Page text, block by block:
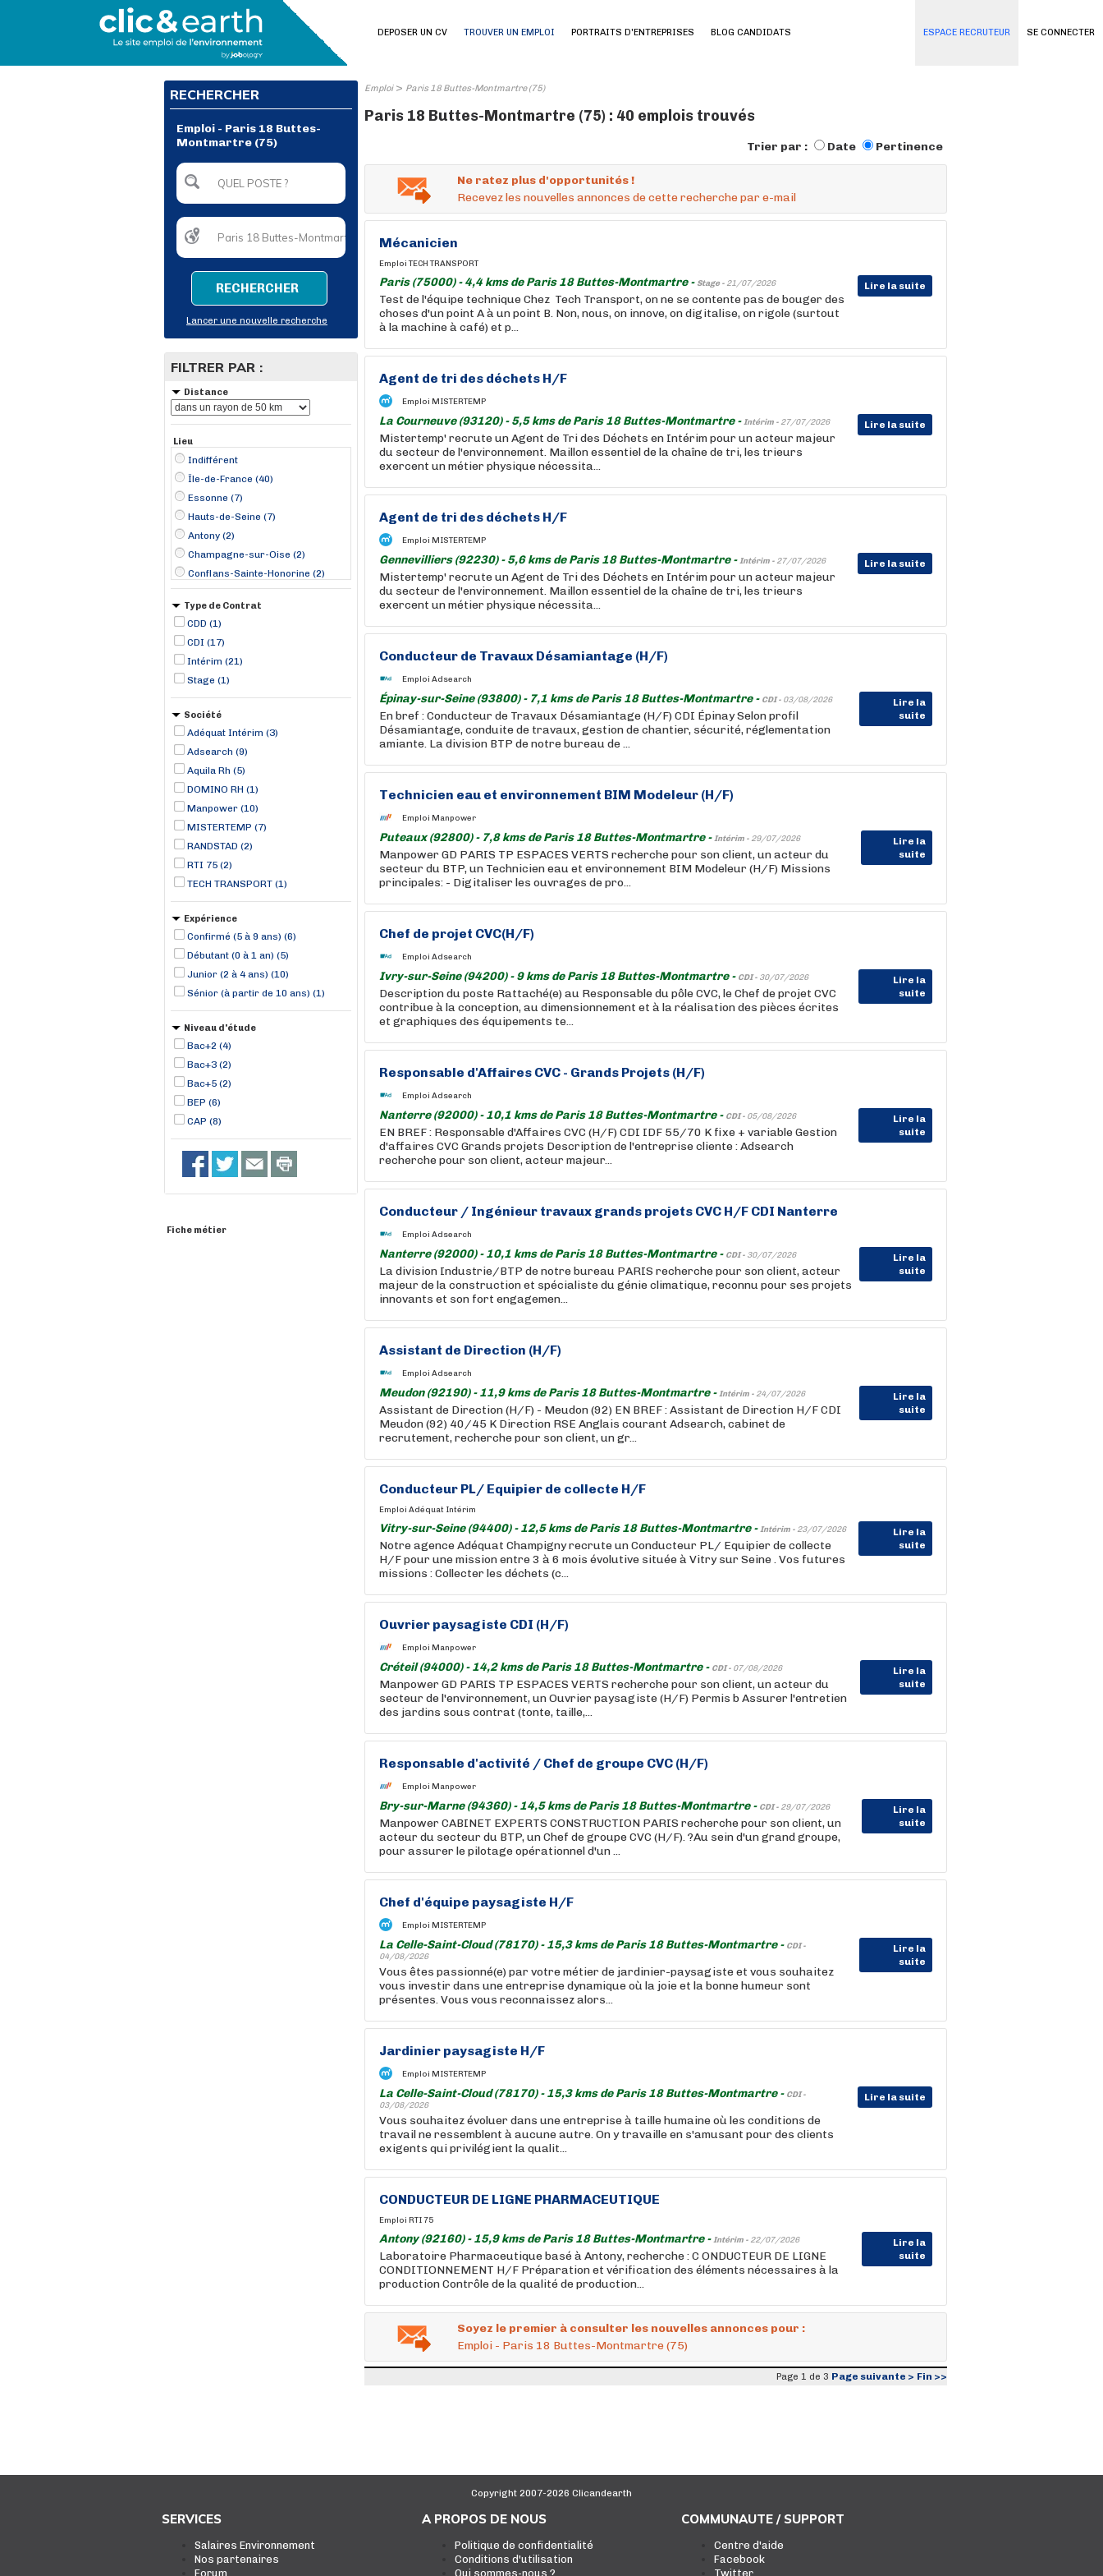
SE CONNECTER
DEPOSER UN CV TROUVER UN EMPLOI PORTRAITS D'ENTREPRISES BLOG CANDIDATS ESPACE RECRUTEUR
RECHERCHER
Emploi - Paris 18 Buttes-
Montmartre (75)
RECHERCHER
Lancer une nouvelle recherche
FILTRER PAR :
Distance
Lieu
Indifférent
Île-de-France (40)
Essonne (7)
Hauts-de-Seine (7)
Antony (2)
Champagne-sur-Oise (2)
Conflans-Sainte-Honorine (2)
La Celle-Saint-Cloud (2)
Nanterre (2)
Valenton (2)
Wissous (2)
Bry-sur-Marne (1)
Chanteloup-les-Vignes (1)
Type de Contrat
CDD (1)
CDI (17)
Intérim (21)
Stage (1)
Société
Adéquat Intérim (3)
Adsearch (9)
Aquila Rh (5)
DOMINO RH (1)
Manpower (10)
MISTERTEMP (7)
RANDSTAD (2)
RTI 75 (2)
TECH TRANSPORT (1)
Expérience
Confirmé (5 à 9 ans) (6)
Débutant (0 à 1 an) (5)
Junior (2 à 4 ans) (10)
Sénior (à partir de 10 ans) (1)
Niveau d'étude
Bac+2 (4)
Bac+3 (2)
Bac+5 (2)
BEP (6)
CAP (8)
Fiche métier
Emploi> Paris 18 Buttes-Montmartre (75)
Paris 18 Buttes-Montmartre (75) : 40 emplois trouvés
Trier par : Date Pertinence
Ne ratez plus d'opportunités !
Recevez les nouvelles annonces de cette recherche par e-mail
Mécanicien
Emploi TECH TRANSPORT
Paris (75000) - 4,4 kms de Paris 18 Buttes-Montmartre - Stage - 21/07/2026 Lire la suite
Test de l'équipe technique Chez Tech Transport, on ne se contente pas de bouger des
choses d'un point A à un point B. Non, nous, on innove, on digitalise, on rigole (surtout
à la machine à café) et p...
Agent de tri des déchets H/F
Emploi MISTERTEMP
La Courneuve (93120) - 5,5 kms de Paris 18 Buttes-Montmartre -Intérim - 27/07/2026 Lire la suite
Mistertemp' recrute un Agent de Tri des Déchets en Intérim pour un acteur majeur
du secteur de l'environnement. Maillon essentiel de la chaîne de tri, les trieurs
exercent un métier physique nécessita...
Agent de tri des déchets H/F
Emploi MISTERTEMP
Gennevilliers (92230) - 5,6 kms de Paris 18 Buttes-Montmartre -Intérim - 27/07/2026 Lire la suite
Mistertemp' recrute un Agent de Tri des Déchets en Intérim pour un acteur majeur
du secteur de l'environnement. Maillon essentiel de la chaîne de tri, les trieurs
exercent un métier physique nécessita...
Conducteur de Travaux Désamiantage (H/F)
Emploi Adsearch
Épinay-sur-Seine (93800) - 7,1 kms de Paris 18 Buttes-Montmartre - CDI - 03/08/2026
Lire la
suite
En bref : Conducteur de Travaux Désamiantage (H/F) CDI Épinay Selon profil
Désamiantage, conduite de travaux, gestion de chantier, sécurité, réglementation
amiante. La division BTP de notre bureau de ...
Technicien eau et environnement BIM Modeleur (H/F)
Emploi Manpower
Puteaux (92800) - 7,8 kms de Paris 18 Buttes-Montmartre -Intérim - 29/07/2026
Lire la
suite
Manpower GD PARIS TP ESPACES VERTS recherche pour son client, un acteur du
secteur du BTP, un Technicien eau et environnement BIM Modeleur (H/F) Missions
principales: - Digitaliser les ouvrages de pro...
Chef de projet CVC(H/F)
Emploi Adsearch
Ivry-sur-Seine (94200) - 9 kms de Paris 18 Buttes-Montmartre - CDI - 30/07/2026
Lire la
suite
Description du poste Rattaché(e) au Responsable du pôle CVC, le Chef de projet CVC
contribue à la conception, au dimensionnement et à la réalisation des pièces écrites
et graphiques des équipements te...
Responsable d'Affaires CVC - Grands Projets (H/F)
Emploi Adsearch
Nanterre (92000) - 10,1 kms de Paris 18 Buttes-Montmartre - CDI - 05/08/2026
Lire la
suite
EN BREF : Responsable d'Affaires CVC (H/F) CDI IDF 55/70 K fixe + variable Gestion
d'affaires CVC Grands projets Description de l'entreprise cliente : Adsearch
recherche pour son client, acteur majeur...
Conducteur / Ingénieur travaux grands projets CVC H/F CDI Nanterre
Emploi Adsearch
Nanterre (92000) - 10,1 kms de Paris 18 Buttes-Montmartre - CDI - 30/07/2026
Lire la
suite
La division Industrie/BTP de notre bureau PARIS recherche pour son client, acteur
majeur de la construction et spécialiste du génie climatique, reconnu pour ses projets
innovants et son fort engagemen...
Assistant de Direction (H/F)
Emploi Adsearch
Meudon (92190) - 11,9 kms de Paris 18 Buttes-Montmartre -Intérim - 24/07/2026
Lire la
suite
Assistant de Direction (H/F) - Meudon (92) EN BREF : Assistant de Direction H/F CDI
Meudon (92) 40/45 K Direction RSE Anglais courant Adsearch, cabinet de
recrutement, recherche pour son client, un gr...
Conducteur PL/ Equipier de collecte H/F
Emploi Adéquat Intérim
Vitry-sur-Seine (94400) - 12,5 kms de Paris 18 Buttes-Montmartre -Intérim - 23/07/2026
Lire la
suite
Notre agence Adéquat Champigny recrute un Conducteur PL/ Equipier de collecte
H/F pour une mission entre 3 à 6 mois évolutive située à Vitry sur Seine . Vos futures
missions : Collecter les déchets (c...
Ouvrier paysagiste CDI (H/F)
Emploi Manpower
Créteil (94000) - 14,2 kms de Paris 18 Buttes-Montmartre - CDI - 07/08/2026
Lire la
suite
Manpower GD PARIS TP ESPACES VERTS recherche pour son client, un acteur du
secteur de l'environnement, un Ouvrier paysagiste (H/F) Permis b Assurer l'entretien
des jardins sous contrat (tonte, taille,...
Responsable d'activité / Chef de groupe CVC (H/F)
Emploi Manpower
Bry-sur-Marne (94360) - 14,5 kms de Paris 18 Buttes-Montmartre - CDI - 29/07/2026
Lire la
suite
Manpower CABINET EXPERTS CONSTRUCTION PARIS recherche pour son client, un
acteur du secteur du BTP, un Chef de groupe CVC (H/F). ?Au sein d'un grand groupe,
pour assurer le pilotage opérationnel d'un ...
Chef d'équipe paysagiste H/F
Emploi MISTERTEMP
La Celle-Saint-Cloud (78170) - 15,3 kms de Paris 18 Buttes-Montmartre - CDI -
04/08/2026
Lire la
suite
Vous êtes passionné(e) par votre métier de jardinier-paysagiste et vous souhaitez
vous investir dans une entreprise dynamique où la joie et la bonne humeur sont
présentes. Vous vous reconnaissez alors...
Jardinier paysagiste H/F
Emploi MISTERTEMP
La Celle-Saint-Cloud (78170) - 15,3 kms de Paris 18 Buttes-Montmartre - CDI -
03/08/2026
Lire la suite
Vous souhaitez évoluer dans une entreprise à taille humaine où les conditions de
travail ne ressemblent à aucune autre. On y travaille en s'amusant pour des clients
exigents qui privilégient la qualit...
CONDUCTEUR DE LIGNE PHARMACEUTIQUE
Emploi RTI 75
Antony (92160) - 15,9 kms de Paris 18 Buttes-Montmartre -Intérim - 22/07/2026
Lire la
suite
Laboratoire Pharmaceutique basé à Antony, recherche : C ONDUCTEUR DE LIGNE
CONDITIONNEMENT H/F Préparation et vérification des éléments nécessaires à la
production Contrôle de la qualité de production...
Soyez le premier à consulter les nouvelles annonces pour :
Emploi - Paris 18 Buttes-Montmartre (75)
Page 1 de 3 Page suivante > Fin >>
Copyright 2007-2026 Clicandearth
SERVICES
Salaires Environnement
Nos partenaires
Forum
A PROPOS DE NOUS
Politique de confidentialité
Conditions d'utilisation
Qui sommes-nous ?
COMMUNAUTE / SUPPORT
Centre d'aide
Facebook
Twitter